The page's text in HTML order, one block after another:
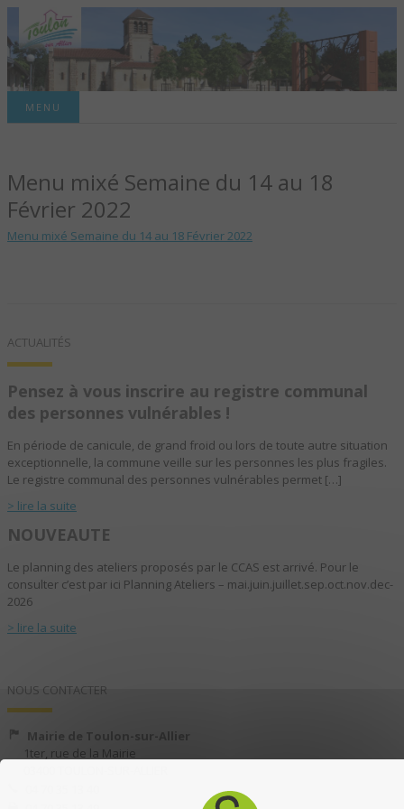
TOULON-SUR-
ALLIER – SITE
OFFICIEL DE LA
MENU
Menu mixé Semaine du 14 au 18
Février 2022
Menu mixé Semaine du 14 au 18 Février 2022
ACTUALITÉS
Pensez à vous inscrire au registre communal
des personnes vulnérables !
En période de canicule, de grand froid ou lors de toute autre situation
exceptionnelle, la commune veille sur les personnes les plus fragiles.
Le registre communal des personnes vulnérables permet […]
> lire la suite
NOUVEAUTE
Le planning des ateliers proposés par le CCAS est arrivé. Pour le
consulter c’est par ici Planning Ateliers – mai.juin.juillet.sep.oct.nov.dec-
2026
> lire la suite
NOUS CONTACTER
Mairie de Toulon-sur-Allier
1ter, rue de la Mairie